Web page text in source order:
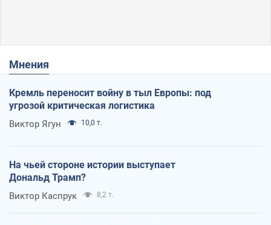
Мнения
Кремль переносит войну в тыл Европы: под
угрозой критическая логистика
Виктор Ягун 10,0 т.
На чьей стороне истории выступает
Дональд Трамп?
Виктор Каспрук 8,2 т.